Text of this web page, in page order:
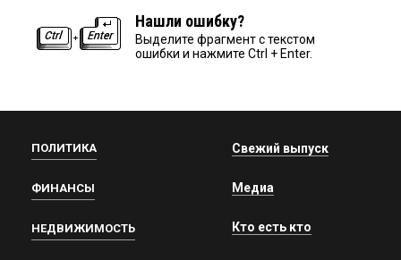
Нашли ошибку?
Выделите фрагмент с текстом
ошибки и нажмите Ctrl + Enter.
ПОЛИТИКА
ФИНАНСЫ
НЕДВИЖИМОСТЬ
Свежий выпуск
Медиа
Кто есть кто